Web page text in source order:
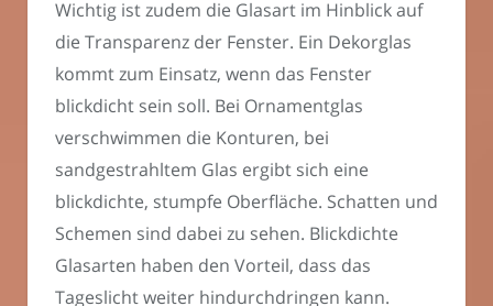
Wichtig ist zudem die Glasart im Hinblick auf
die Transparenz der Fenster. Ein Dekorglas
kommt zum Einsatz, wenn das Fenster
blickdicht sein soll. Bei Ornamentglas
verschwimmen die Konturen, bei
sandgestrahltem Glas ergibt sich eine
blickdichte, stumpfe Oberfläche. Schatten und
Schemen sind dabei zu sehen. Blickdichte
Glasarten haben den Vorteil, dass das
Tageslicht weiter hindurchdringen kann.